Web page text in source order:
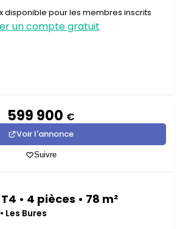
disponible pour les membres inscrits
un compte gratuit
599 900 €
Voir l'annonce
Suivre
• 4 pièces • 78 m²
Les Bures